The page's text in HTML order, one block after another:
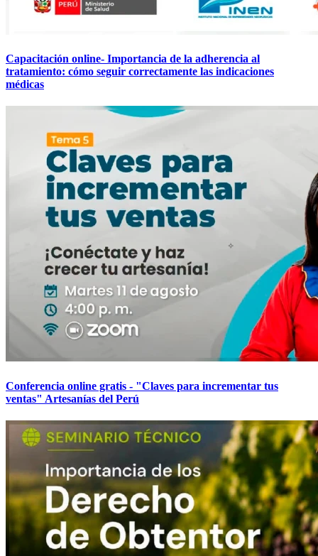
Capacitación online- Importancia de la adherencia al
tratamiento: cómo seguir correctamente las indicaciones
médicas
Conferencia online gratis - "Claves para incrementar tus
ventas" Artesanías del Perú